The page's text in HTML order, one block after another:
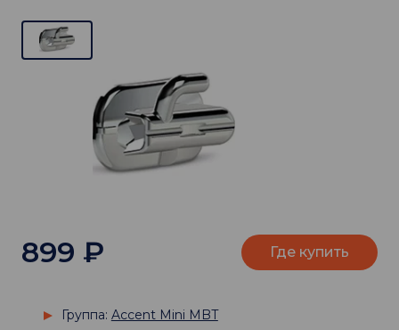
Группа: Accent Mini MBT
899 ₽ Где купить